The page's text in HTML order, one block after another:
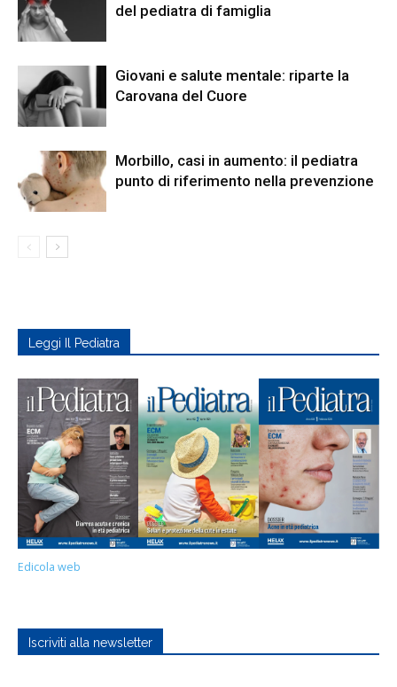
del pediatra di famiglia
Giovani e salute mentale: riparte la
Carovana del Cuore
Morbillo, casi in aumento: il pediatra
punto di riferimento nella prevenzione
Leggi Il Pediatra
Edicola web
Iscriviti alla newsletter